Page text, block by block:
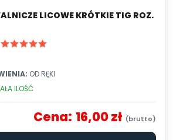
LICOWE KRÓTKIE TIG ROZ.
ILOŚĆ
OD RĘKI
Cena: 16,00 zł